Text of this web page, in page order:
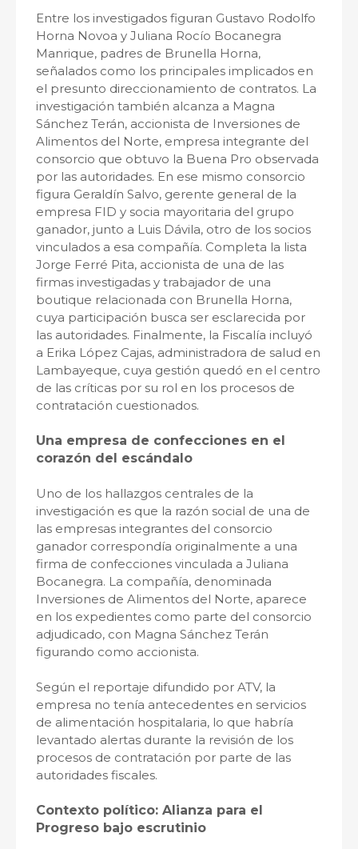
Entre los investigados figuran Gustavo Rodolfo
Horna Novoa y Juliana Rocío Bocanegra
Manrique, padres de Brunella Horna,
señalados como los principales implicados en
el presunto direccionamiento de contratos. La
investigación también alcanza a Magna
Sánchez Terán, accionista de Inversiones de
Alimentos del Norte, empresa integrante del
consorcio que obtuvo la Buena Pro observada
por las autoridades. En ese mismo consorcio
figura Geraldín Salvo, gerente general de la
empresa FID y socia mayoritaria del grupo
ganador, junto a Luis Dávila, otro de los socios
vinculados a esa compañía. Completa la lista
Jorge Ferré Pita, accionista de una de las
firmas investigadas y trabajador de una
boutique relacionada con Brunella Horna,
cuya participación busca ser esclarecida por
las autoridades. Finalmente, la Fiscalía incluyó
a Erika López Cajas, administradora de salud en
Lambayeque, cuya gestión quedó en el centro
de las críticas por su rol en los procesos de
contratación cuestionados.
Una empresa de confecciones en el
corazón del escándalo
Uno de los hallazgos centrales de la
investigación es que la razón social de una de
las empresas integrantes del consorcio
ganador correspondía originalmente a una
firma de confecciones vinculada a Juliana
Bocanegra. La compañía, denominada
Inversiones de Alimentos del Norte, aparece
en los expedientes como parte del consorcio
adjudicado, con Magna Sánchez Terán
figurando como accionista.
Según el reportaje difundido por ATV, la
empresa no tenía antecedentes en servicios
de alimentación hospitalaria, lo que habría
levantado alertas durante la revisión de los
procesos de contratación por parte de las
autoridades fiscales.
Contexto político: Alianza para el
Progreso bajo escrutinio